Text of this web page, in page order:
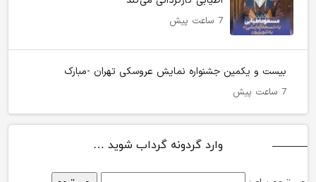
7 ساعت پیش
بیست و یکمین جشنواره نمایش عروسکی تهران -مبارک
7 ساعت پیش
وارد گردونه گرداب شوید …